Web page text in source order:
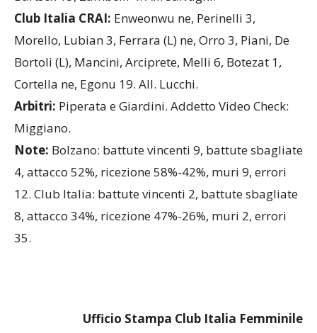
Papa, Pincerato 8, Popovic-Gamma 5, Vrankovic ne,
Bartsch 13, Zambelli 4. All. Salvagni.
ClubItalia CRAI:Enweonwu ne, Perinelli 3,
Morello, Lubian 3, Ferrara (L) ne, Orro 3, Piani, De
Bortoli (L), Mancini, Arciprete, Melli 6, Botezat 1,
Cortella ne, Egonu 19. All. Lucchi.
Arbitri:Piperata e Giardini. Addetto Video Check:
Miggiano.
Note:Bolzano: battute vincenti 9, battute sbagliate
4, attacco 52%, ricezione 58%-42%, muri 9, errori
12. Club Italia: battute vincenti 2, battute sbagliate